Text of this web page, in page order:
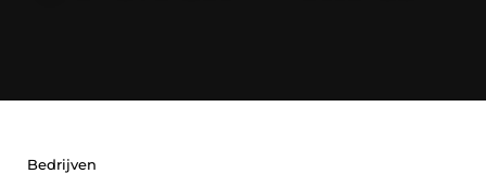
Bedrijven